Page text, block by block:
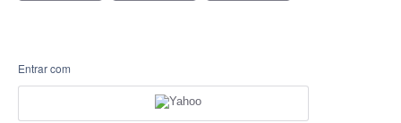
Entrar com